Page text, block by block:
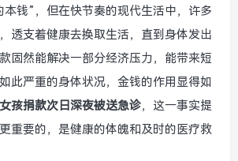
本钱”，但在快节奏的现代生活中，许多
透支着健康去换取生活，直到身体发出
固然能解决一部分经济压力，能带来短
此严重的身体状况，金钱的作用显得如
孩捐款次日深夜被送急诊，这一事实提
重要的，是健康的体魄和及时的医疗救